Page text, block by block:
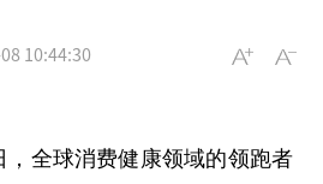
10:44:30
，全球消费健康领域的领跑者